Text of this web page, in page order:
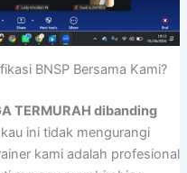
BNSP Bersama Kami?
TERMURAH dibanding
ini tidak mengurangi
kami adalah profesional